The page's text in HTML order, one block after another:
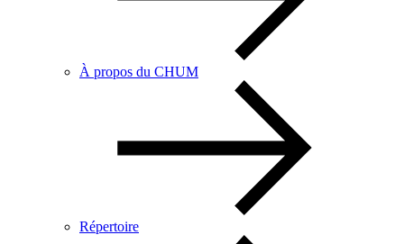
À propos du CHUM
Répertoire